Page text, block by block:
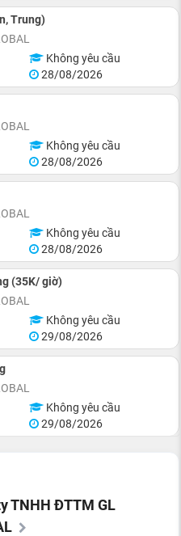
Trung)
Không yêu cầu
28/08/2026
Không yêu cầu
28/08/2026
Không yêu cầu
28/08/2026
(35K/ giờ)
Không yêu cầu
29/08/2026
Không yêu cầu
29/08/2026
TNHH ĐTTM GL